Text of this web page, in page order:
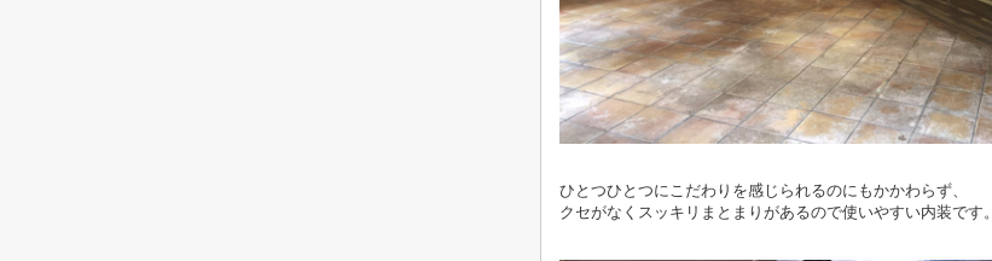
ひとつひとつにこだわりを感じられるのにもかかわらず、
クセがなくスッキリまとまりがあるので使いやすい内装です。